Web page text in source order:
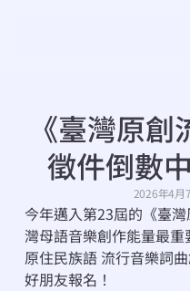
《臺灣原創
徵件倒數
2026年4月
今年邁入第23屆的《臺
灣母語音樂創作能量最重
原住民族語 流行音樂詞
好朋友報名！